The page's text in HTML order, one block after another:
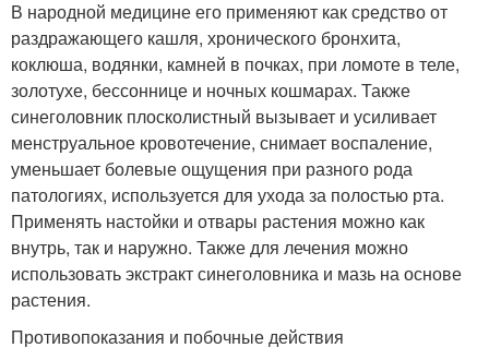
В народной медицине его применяют как средство от
раздражающего кашля, хронического бронхита,
коклюша, водянки, камней в почках, при ломоте в теле,
золотухе, бессоннице и ночных кошмарах. Также
синеголовник плосколистный вызывает и усиливает
менструальное кровотечение, снимает воспаление,
уменьшает болевые ощущения при разного рода
патологиях, используется для ухода за полостью рта.
Применять настойки и отвары растения можно как
внутрь, так и наружно. Также для лечения можно
использовать экстракт синеголовника и мазь на основе
растения.
Противопоказания и побочные действия